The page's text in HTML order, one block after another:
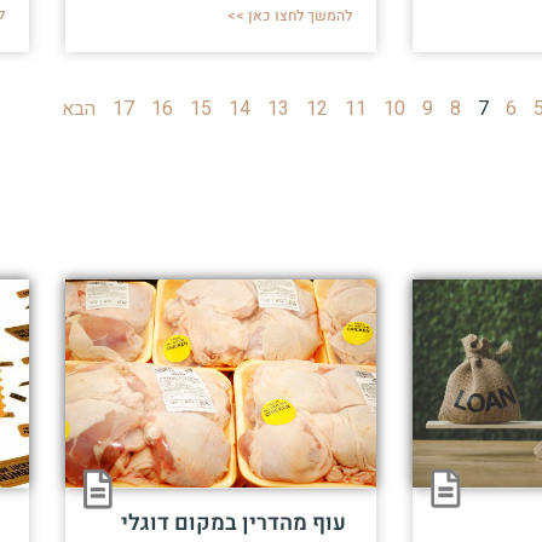
להמשך לחצו כאן >>
6
7
8
9
10
11
12
13
14
15
16
17 הבא
עוף מהדרין במקום דוגלי